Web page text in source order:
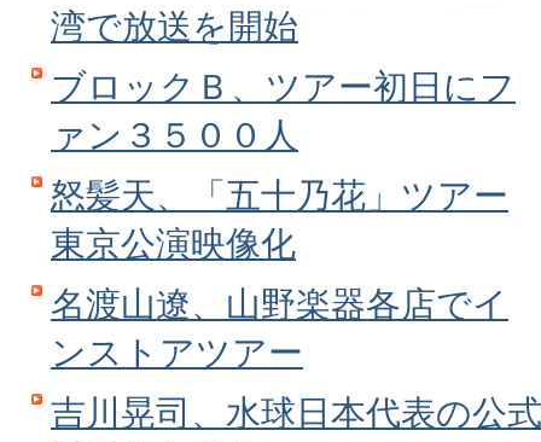
湾で放送を開始
ブロックＢ、ツアー初日にフ
ァン３５００人
怒髪天、「五十乃花」ツアー
東京公演映像化
名渡山遼、山野楽器各店でイ
ンストアツアー
吉川晃司、水球日本代表の公式